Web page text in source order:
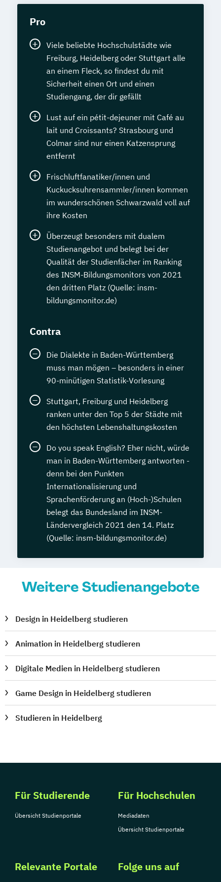
Pro
Viele beliebte Hochschulstädte wie
Freiburg, Heidelberg oder Stuttgart alle
an einem Fleck, so findest du mit
Sicherheit einen Ort und einen
Studiengang, der dir gefällt
Lust auf ein pétit-dejeuner mit Café au
lait und Croissants? Strasbourg und
Colmar sind nur einen Katzensprung
entfernt
Frischluftfanatiker/innen und
Kuckucksuhrensammler/innen kommen
im wunderschönen Schwarzwald voll auf
ihre Kosten
Überzeugt besonders mit dualem
Studienangebot und belegt bei der
Qualität der Studienfächer im Ranking
des INSM-Bildungsmonitors von 2021
den dritten Platz (Quelle: insm-
bildungsmonitor.de)
Contra
Die Dialekte in Baden-Württemberg
muss man mögen – besonders in einer
90-minütigen Statistik-Vorlesung
Stuttgart, Freiburg und Heidelberg
ranken unter den Top 5 der Städte mit
den höchsten Lebenshaltungskosten
Do you speak English? Eher nicht, würde
man in Baden-Württemberg antworten -
denn bei den Punkten
Internationalisierung und
Sprachenförderung an (Hoch-)Schulen
belegt das Bundesland im INSM-
Ländervergleich 2021 den 14. Platz
(Quelle: insm-bildungsmonitor.de)
Weitere Studienangebote
Design in Heidelberg studieren
Animation in Heidelberg studieren
Digitale Medien in Heidelberg studieren
Game Design in Heidelberg studieren
Studieren in Heidelberg
Für Studierende
Übersicht Studienportale
Für Hochschulen
Mediadaten
Übersicht Studienportale
Relevante Portale Folge uns auf